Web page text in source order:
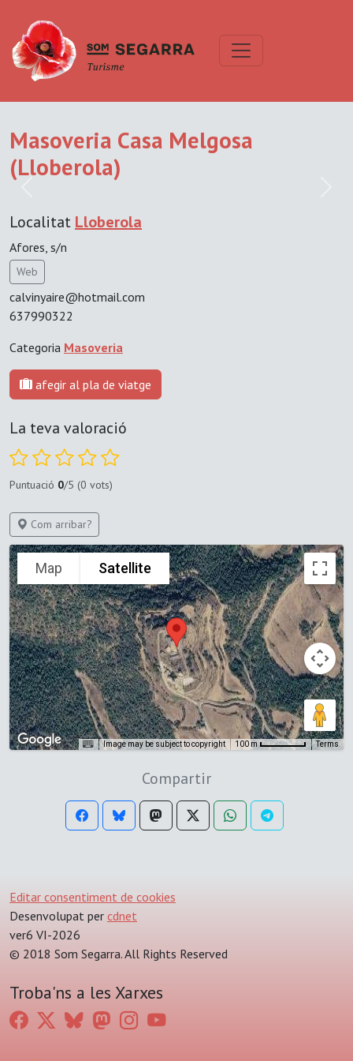
Masoveria Casa Melgosa
(Lloberola)
Localitat Lloberola
Afores, s/n
Web
calvinyaire@hotmail.com
637990322
Categoria Masoveria
afegir al pla de viatge
La teva valoració
Puntuació 0/5 (0 vots)
Com arribar?
Map Satellite
Image may be subject to copyright 100 m Terms
Compartir
Editar consentiment de cookies
Desenvolupat per cdnet
ver6 VI-2026
© 2018 Som Segarra. All Rights Reserved
Troba'ns a les Xarxes